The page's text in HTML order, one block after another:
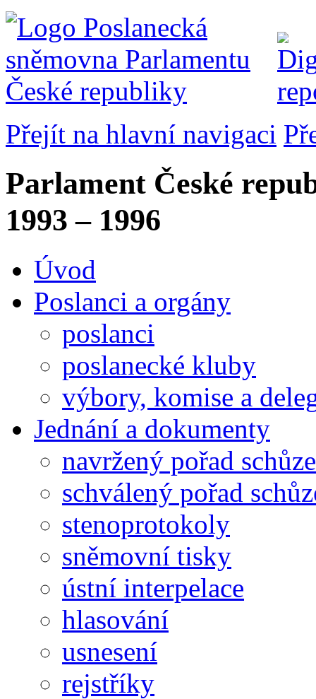
Přejít na hlavní navigaci
Parlament České
1993 – 1996
Úvod
Poslanci a orgány
poslanci
poslanecké kluby
výbory, komise a
Jednání a dokumenty
navržený pořad schůze
schválený pořad
stenoprotokoly
sněmovní tisky
ústní interpelace
hlasování
usnesení
rejstříky